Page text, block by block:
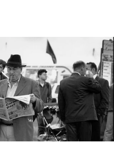
Altrecose
Mondiali calcio 2026